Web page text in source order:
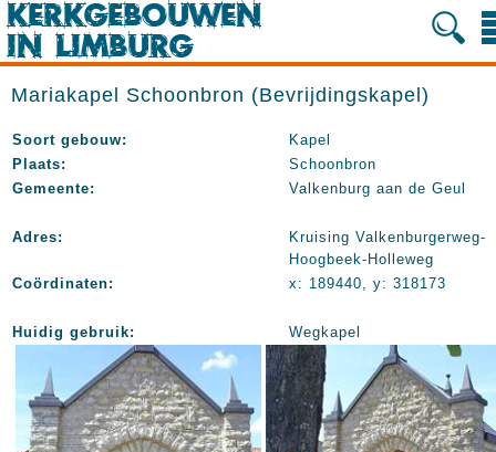
Mariakapel Schoonbron (Bevrijdingskapel)
Soort gebouw:
Kapel
Plaats:
Schoonbron
Gemeente:
Valkenburg aan de Geul
Adres:
Kruising Valkenburgerweg-
Hoogbeek-Holleweg
Coördinaten:
x: 189440, y: 318173
Huidig gebruik: Wegkapel